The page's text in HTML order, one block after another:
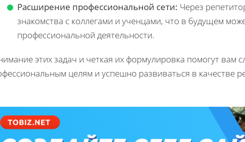
Расширение профессиональной сети: Через
знакомства с коллегами и ученцами, что в будущем
профессиональной деятельности.
этих задач и четкая их формулировка помогут вам
целям и успешно развиваться в качестве